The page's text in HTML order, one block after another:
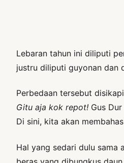
Lebaran tahun ini diliputi
justru diliputi guyonan dan
Perbedaan tersebut
Gitu aja kok repot! Gus
Di sini, kita akan
Hal yang sedari dulu sama